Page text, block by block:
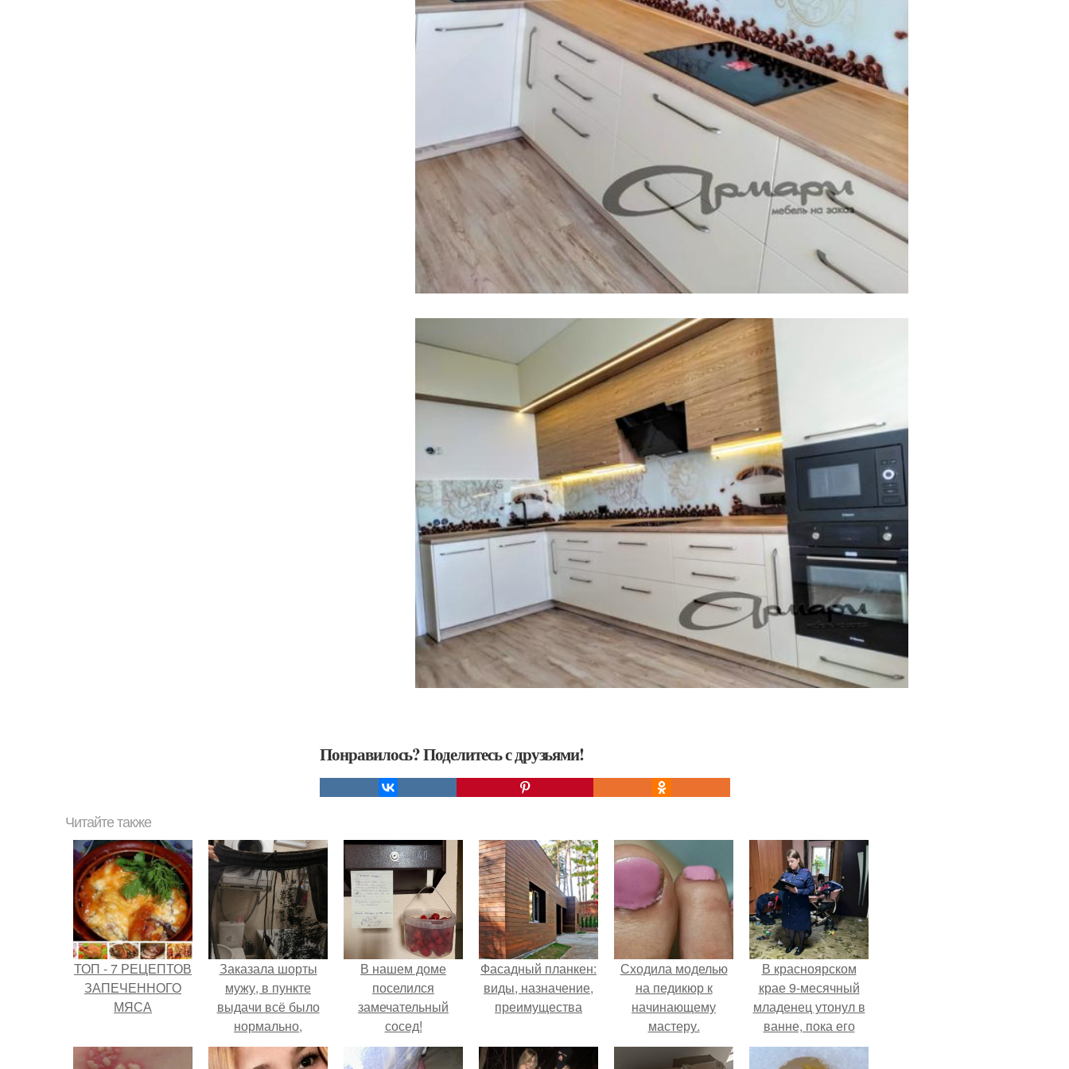
Понравилось? Поделитесь с друзьями!
Читайте также
ТОП - 7 РЕЦЕПТОВ
ЗАПЕЧЕННОГО
МЯСА
Заказала шорты
мужу, в пункте
выдачи всё было
нормально,
примерил все
хорошо, ничего не
В нашем доме
поселился
замечательный
сосед!
Фасадный планкен:
виды, назначение,
преимущества
Сходила моделью
на педикюр к
начинающему
мастеру.
В красноярском
крае 9-месячный
младенец утонул в
ванне, пока его
мама слушала
музыку и танцевала